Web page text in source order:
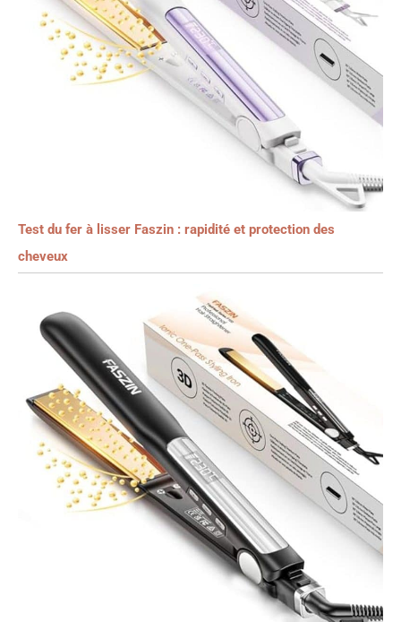
Test du fer à lisser Faszin : rapidité et protection des
cheveux